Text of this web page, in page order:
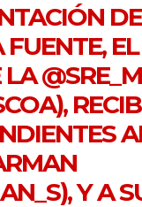
EL
LA
),
), Y A